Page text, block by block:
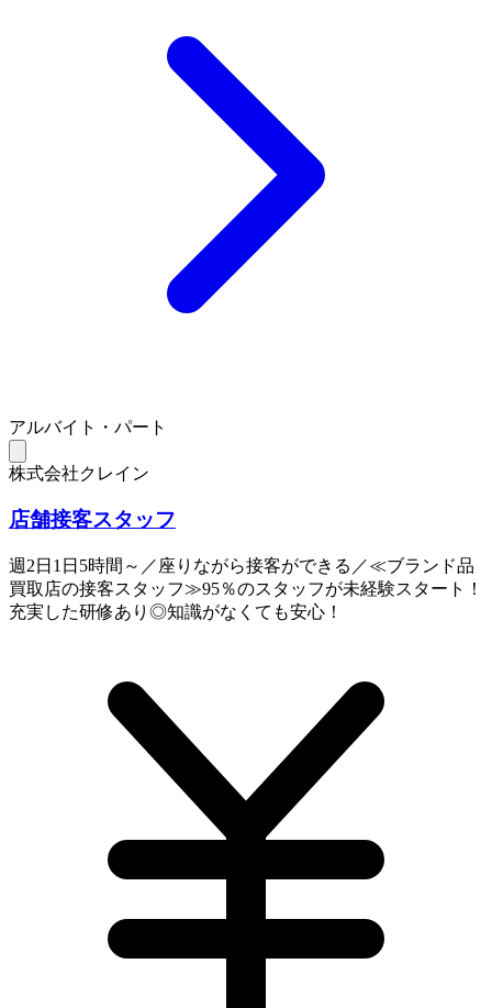
アルバイト・パート
株式会社クレイン
店舗接客スタッフ
週2日1日5時間～／座りながら接客ができる／≪ブランド品
買取店の接客スタッフ≫95％のスタッフが未経験スタート！
充実した研修あり◎知識がなくても安心！